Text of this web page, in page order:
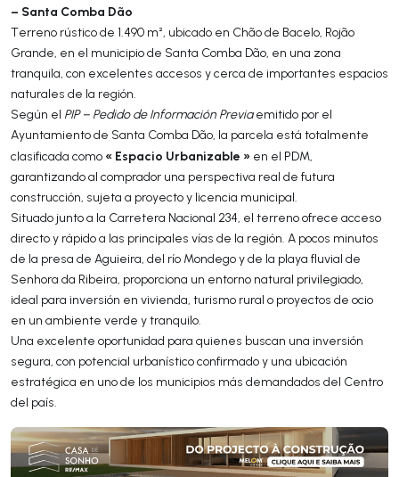
– Santa Comba Dão
Terreno rústico de 1.490 m², ubicado en Chão de Bacelo, Rojão
Grande, en el municipio de Santa Comba Dão, en una zona
tranquila, con excelentes accesos y cerca de importantes espacios
naturales de la región.
Según el PIP – Pedido de Información Previaemitido por el
Ayuntamiento de Santa Comba Dão, la parcela está totalmente
clasificada como « Espacio Urbanizable » en el PDM,
garantizando al comprador una perspectiva real de futura
construcción, sujeta a proyecto y licencia municipal.
Situado junto a la Carretera Nacional 234, el terreno ofrece acceso
directo y rápido a las principales vías de la región. A pocos minutos
de la presa de Aguieira, del río Mondego y de la playa fluvial de
Senhora da Ribeira, proporciona un entorno natural privilegiado,
ideal para inversión en vivienda, turismo rural o proyectos de ocio
en un ambiente verde y tranquilo.
Una excelente oportunidad para quienes buscan una inversión
segura, con potencial urbanístico confirmado y una ubicación
estratégica en uno de los municipios más demandados del Centro
del país.